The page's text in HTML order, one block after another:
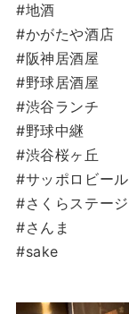
#地酒
#かがたや酒店
#阪神居酒屋
#野球居酒屋
#渋谷ランチ
#野球中継
#渋谷桜ヶ丘
#サッポロビール
#さくらステージ
#さんま
#sake